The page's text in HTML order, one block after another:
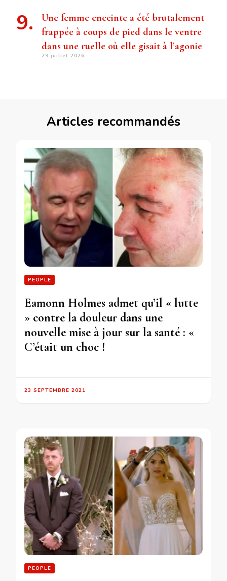
Une femme enceinte a été brutalement
frappée à coups de pied dans le ventre
dans une ruelle où elle gisait à l’agonie
29 juillet 2026
Articles recommandés
PEOPLE
Eamonn Holmes admet qu’il « lutte
» contre la douleur dans une
nouvelle mise à jour sur la santé : «
C’était un choc !
23 SEPTEMBRE 2021
PEOPLE